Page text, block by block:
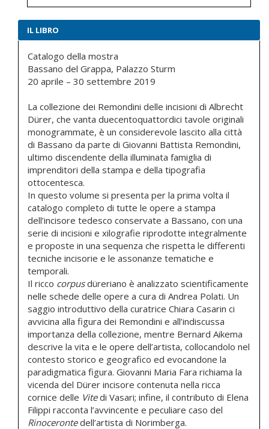
IL LIBRO
Catalogo della mostra
Bassano del Grappa, Palazzo Sturm
20 aprile – 30 settembre 2019
La collezione dei Remondini delle incisioni di Albrecht
Dürer, che vanta duecentoquattordici tavole originali
monogrammate, è un considerevole lascito alla città
di Bassano da parte di Giovanni Battista Remondini,
ultimo discendente della illuminata famiglia di
imprenditori della stampa e della tipografia
ottocentesca.
In questo volume si presenta per la prima volta il
catalogo completo di tutte le opere a stampa
dell’incisore tedesco conservate a Bassano, con una
serie di incisioni e xilografie riprodotte integralmente
e proposte in una sequenza che rispetta le differenti
tecniche incisorie e le assonanze tematiche e
temporali.
Il ricco corpusdüreriano è analizzato scientificamente
nelle schede delle opere a cura di Andrea Polati. Un
saggio introduttivo della curatrice Chiara Casarin ci
avvicina alla figura dei Remondini e all’indiscussa
importanza della collezione, mentre Bernard Aikema
descrive la vita e le opere dell’artista, collocandolo nel
contesto storico e geografico ed evocandone la
paradigmatica figura. Giovanni Maria Fara richiama la
vicenda del Dürer incisore contenuta nella ricca
cornice delle Vitedi Vasari; infine, il contributo di Elena
Filippi racconta l’avvincente e peculiare caso del
Rinocerontedell’artista di Norimberga.